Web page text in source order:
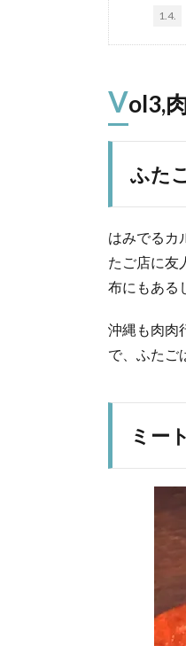
1.4.
Vol3,
ふた
はみでるカ
たご店に友
布にもある
沖縄も肉肉
で、ふたご
ミー